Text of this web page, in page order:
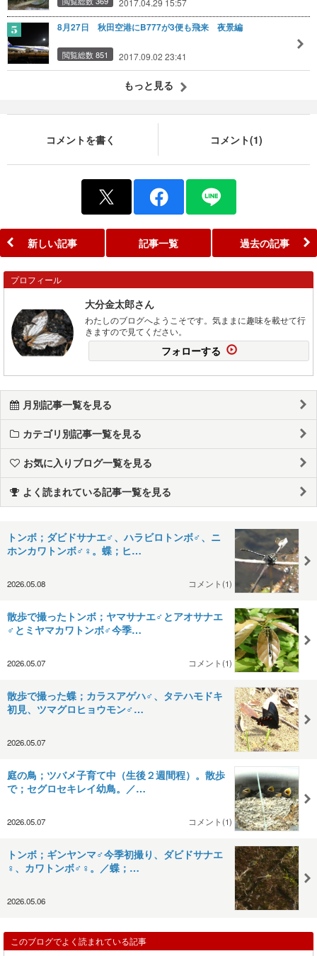
2017.04.29 15:57
8月27日 秋田空港にB777が3便も飛来 夜景編
閲覧総数 851 2017.09.02 23:41
もっと見る
コメントを書く コメント(1)
新しい記事 記事一覧 過去の記事
プロフィール
大分金太郎さん
わたしのブログへようこそです。気ままに趣味を載せて行
きますので見てください。
フォローする
月別記事一覧を見る
カテゴリ別記事一覧を見る
お気に入りブログ一覧を見る
よく読まれている記事一覧を見る
トンボ；ダビドサナエ♂、ハラビロトンボ♂、ニ
ホンカワトンボ♂♀。蝶；ヒ…
2026.05.08 コメント(1)
散歩で撮ったトンボ；ヤマサナエ♂とアオサナエ
♂とミヤマカワトンボ♂今季…
2026.05.07 コメント(1)
散歩で撮った蝶；カラスアゲハ♂、タテハモドキ
初見、ツマグロヒョウモン♂…
2026.05.07
庭の鳥；ツバメ子育て中（生後２週間程）。散歩
で；セグロセキレイ幼鳥。／…
2026.05.07 コメント(1)
トンボ；ギンヤンマ♂今季初撮り、ダビドサナエ
♀、カワトンボ♂♀。／蝶；…
2026.05.06
このブログでよく読まれている記事